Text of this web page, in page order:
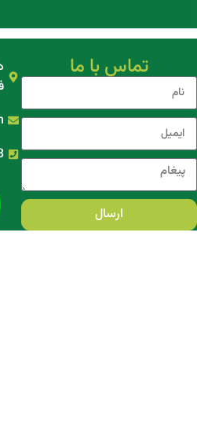
تماس با ما
ارسال